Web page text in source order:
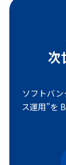
次
ソフトバ
ス運用”を